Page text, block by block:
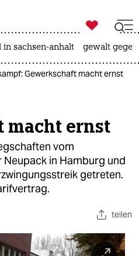
ich

taz zahl ich
in sachsen-anhalt gewalt
Gewerkschaft macht ernst
macht ernst
vom
in Hamburg und
getreten.
teilen